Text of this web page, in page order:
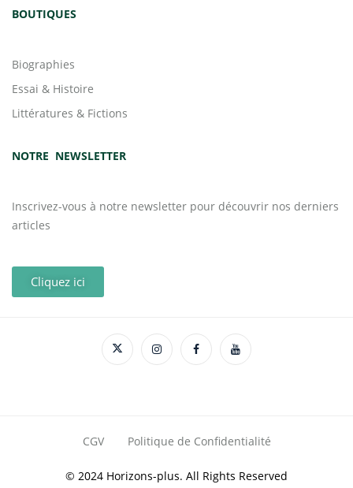
BOUTIQUES
Biographies
Essai & Histoire
Littératures & Fictions
NOTRE NEWSLETTER
Inscrivez-vous à notre newsletter pour découvrir nos derniers
articles
Cliquez ici
CGV Politique de Confidentialité
© 2024 Horizons-plus. All Rights Reserved